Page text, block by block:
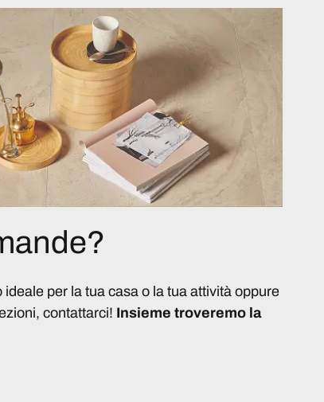
per la tua casa o la tua attività oppure
contattarci! Insieme troveremo la